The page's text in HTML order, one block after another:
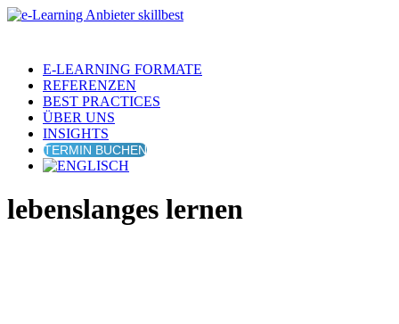
E-LEARNING FORMATE
REFERENZEN
BEST PRACTICES
ÜBER UNS
INSIGHTS
TERMIN BUCHEN
lebenslanges lernen